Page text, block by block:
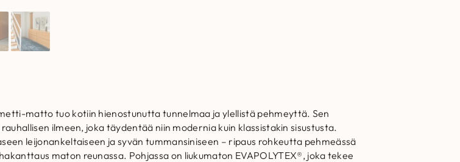
matto tuo kotiin hienostunutta tunnelmaa ja ylellistä pehmeyttä. Sen
ilmeen, joka täydentää niin modernia kuin klassistakin sisustusta.
leijonankeltaiseen ja syvän tummansiniseen – ripaus rohkeutta pehmeässä
maton reunassa. Pohjassa on liukumaton EVAPOLYTEX®, joka tekee